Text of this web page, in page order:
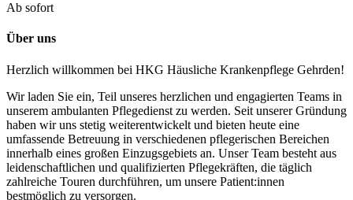
Ab sofort
Über uns
Herzlich willkommen bei HKG Häusliche Krankenpflege Gehrden!
Wir laden Sie ein, Teil unseres herzlichen und engagierten Teams in
unserem ambulanten Pflegedienst zu werden. Seit unserer Gründung
haben wir uns stetig weiterentwickelt und bieten heute eine
umfassende Betreuung in verschiedenen pflegerischen Bereichen
innerhalb eines großen Einzugsgebiets an. Unser Team besteht aus
leidenschaftlichen und qualifizierten Pflegekräften, die täglich
zahlreiche Touren durchführen, um unsere Patient:innen
bestmöglich zu versorgen.